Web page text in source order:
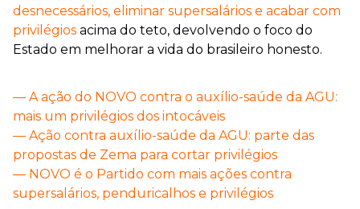
desnecessários, eliminar supersalários e acabar com
privilégios acima do teto, devolvendo o foco do
Estado em melhorar a vida do brasileiro honesto.
— A ação do NOVO contra o auxílio-saúde da AGU:
mais um privilégios dos intocáveis
— Ação contra auxílio-saúde da AGU: parte das
propostas de Zema para cortar privilégios
— NOVO é o Partido com mais ações contra
supersalários, penduricalhos e privilégios